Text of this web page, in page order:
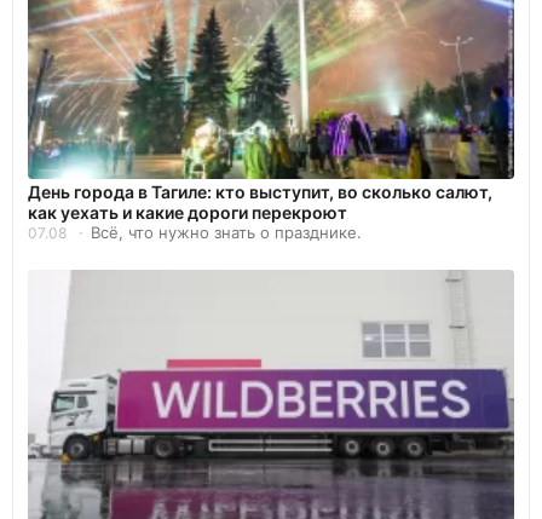
День города в Тагиле: кто выступит, во сколько салют,
как уехать и какие дороги перекроют
07.08 Всё, что нужно знать о празднике.